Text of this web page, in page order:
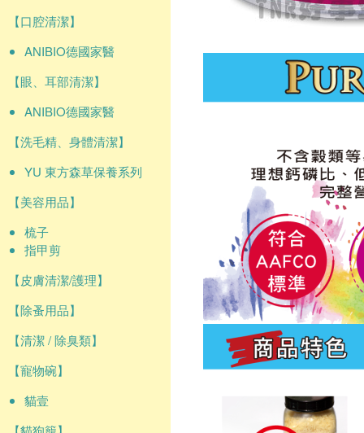
【口腔清潔】
ANIBIO德國家醫
【眼、耳部清潔】
ANIBIO德國家醫
【洗毛精、身體清潔】
YU 東方森草保養系列
【美容用品】
梳子
指甲剪
【皮膚清潔/護理】
【除蚤用品】
【清潔 / 除臭類】
【寵物碗】
貓壹